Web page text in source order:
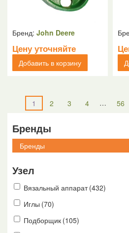
Бренд: John Deere
Цену уточняйте
Добавить в корзину
1 2 3 4 … 56
Бренды
Узел
Вязальный аппарат (432)
Иглы (70)
Подборщик (105)